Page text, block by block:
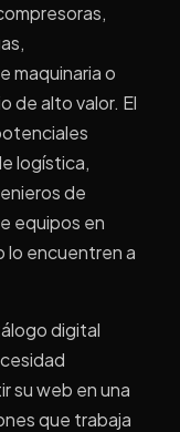
maquinaria o
de alto valor. El
logística,
de
equipos en
lo encuentren a
digital
su web en una
que trabaja